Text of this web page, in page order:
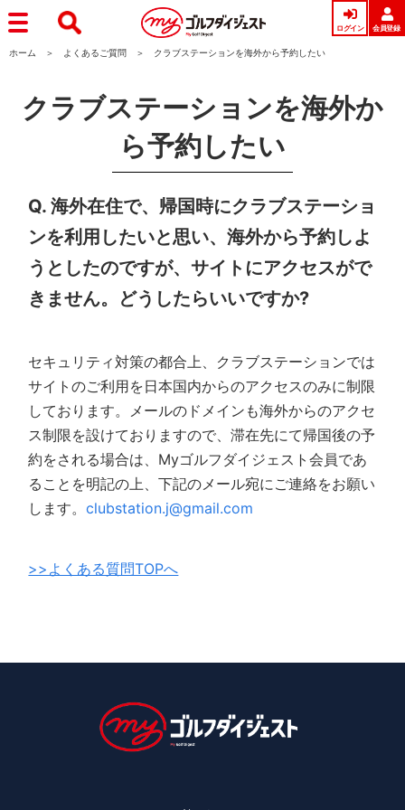
ログイン 会員登録
ホーム よくあるご質問 クラブステーションを海外から予約したい
クラブステーションを海外か
ら予約したい
Q. 海外在住で、帰国時にクラブステーショ
ンを利用したいと思い、海外から予約しよ
うとしたのですが、サイトにアクセスがで
きません。どうしたらいいですか?
セキュリティ対策の都合上、クラブステーションでは
サイトのご利用を日本国内からのアクセスのみに制限
しております。メールのドメインも海外からのアクセ
ス制限を設けておりますので、滞在先にて帰国後の予
約をされる場合は、Myゴルフダイジェスト会員であ
ることを明記の上、下記のメール宛にご連絡をお願い
します。clubstation.j@gmail.com
>>よくある質問TOPへ